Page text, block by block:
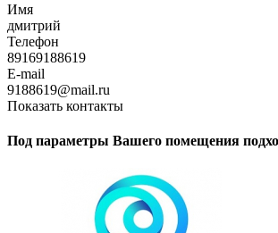
Имя
дмитрий
Телефон
89169188619
E-mail
9188619@mail.ru
Показать контакты
Под параметры Вашего помещения